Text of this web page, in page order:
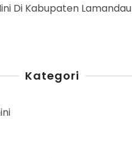
Di Kabupaten Lamandau
Kategori